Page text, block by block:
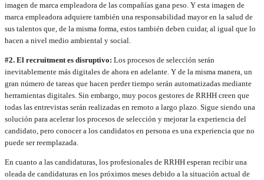
imagen de marca empleadora de las compañías gana peso. Y esta imagen de
marca empleadora adquiere también una responsabilidad mayor en la salud de
sus talentos que, de la misma forma, estos también deben cuidar, al igual que lo
hacen a nivel medio ambiental y social.
#2. El recruitment es disruptivo: Los procesos de selección serán
inevitablemente más digitales de ahora en adelante. Y de la misma manera, un
gran número de tareas que hacen perder tiempo serán automatizadas mediante
herramientas digitales. Sin embargo, muy pocos gestores de RRHH creen que
todas las entrevistas serán realizadas en remoto a largo plazo. Sigue siendo una
solución para acelerar los procesos de selección y mejorar la experiencia del
candidato, pero conocer a los candidatos en persona es una experiencia que no
puede ser reemplazada.
En cuanto a las candidaturas, los profesionales de RRHH esperan recibir una
oleada de candidaturas en los próximos meses debido a la situación actual de